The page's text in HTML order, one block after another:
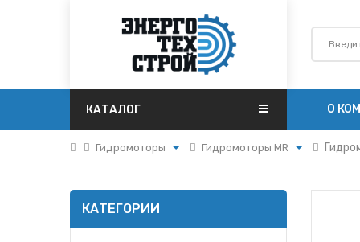
КАТАЛОГ О
Гидромоторы
Турбокомпрессоры
Запчасти Т-170
Фильтры
Гидромоторы MR
Гидромоторы MR
Гидромоторы RW
КАТЕГОРИИ